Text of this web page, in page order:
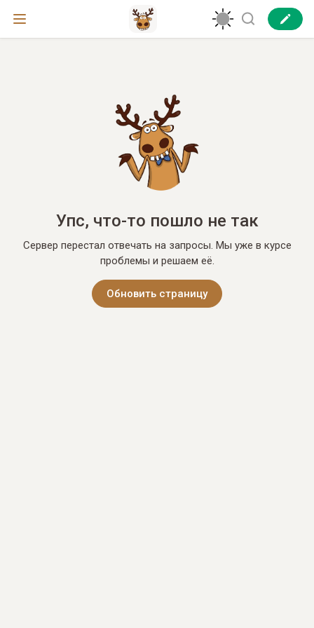
Упс, что-то пошло не так
Сервер перестал отвечать на запросы. Мы уже в курсе
проблемы и решаем её.
Обновить страницу